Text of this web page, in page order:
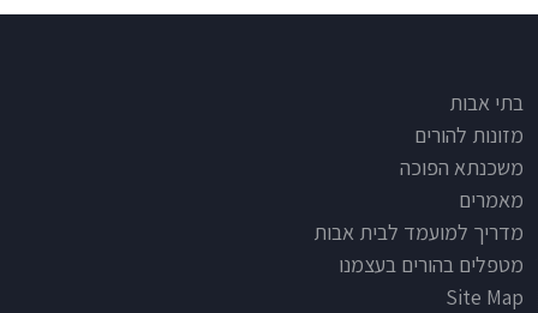
Footer
בתי אבות
מזונות להורים
משכנתא הפוכה
מאמרים
מדריך למועמד לבית אבות
מטפלים בהורים בעצמנו
Site Map